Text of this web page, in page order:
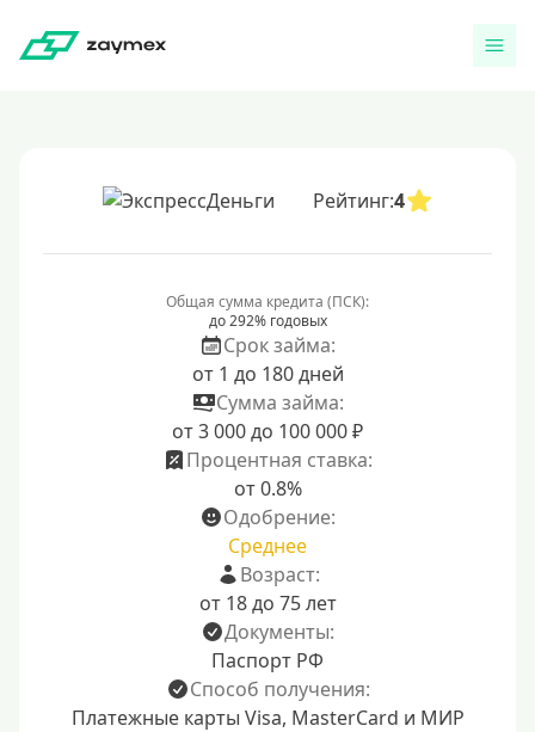
Рейтинг:4
Общая сумма кредита (ПСК):
до 292% годовых
Срок займа:
от 1 до 180 дней
Сумма займа:
от 3 000 до 100 000 ₽
Процентная ставка:
от 0.8%
Одобрение:
Среднее
Возраст:
от 18 до 75 лет
Документы:
Паспорт РФ
Способ получения:
Платежные карты Visa, MasterCard и МИР